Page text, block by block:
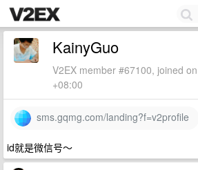
KainyGuo
V2EX member #67100, joined
+08:00
sms.gqmg.com/landing?f=v2profile
id就是微信号～